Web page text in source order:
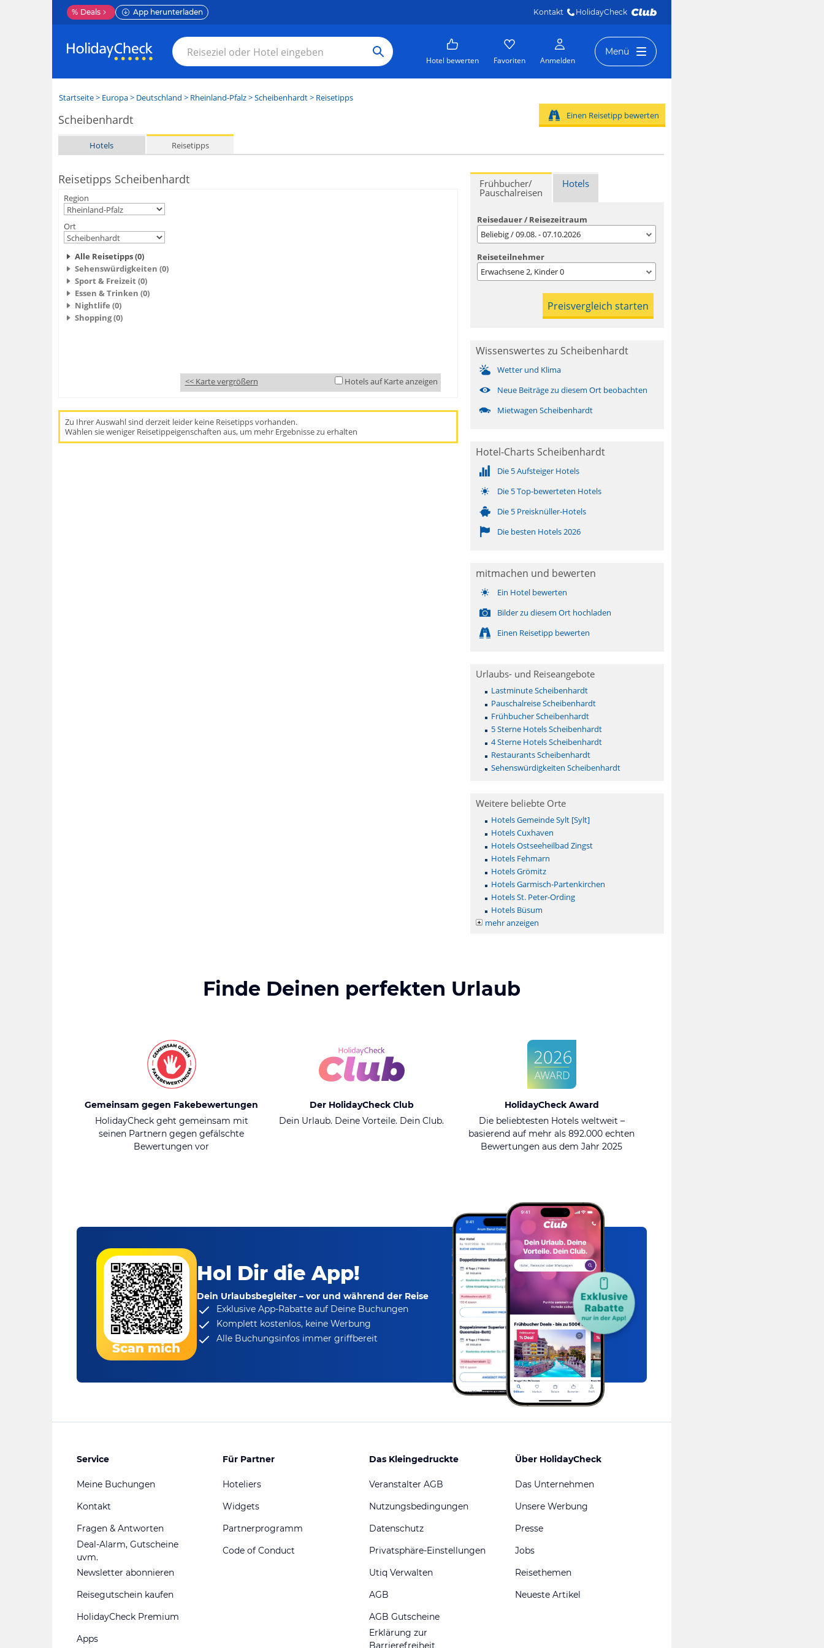
% Deals App herunterladen Kontakt HolidayCheck
Hotel bewerten Favoriten Anmelden
Menü
Startseite> Europa> Deutschland > Rheinland-Pfalz>Scheibenhardt> Reisetipps
Scheibenhardt
Hotels Reisetipps
Einen Reisetipp bewerten
Reisetipps Scheibenhardt
Region
Ort
Alle Reisetipps (0)
Sehenswürdigkeiten (0)
Sport & Freizeit (0)
Essen & Trinken (0)
Nightlife (0)
Shopping (0)
<< Karte vergrößern Hotels auf Karte anzeigen
Zu Ihrer Auswahl sind derzeit leider keine Reisetipps vorhanden.
Wählen sie weniger Reisetippeigenschaften aus, um mehr Ergebnisse zu erhalten
Frühbucher/
Pauschalreisen
Hotels
Reisedauer / Reisezeitraum
Beliebig / 09.08. - 07.10.2026
Reiseteilnehmer
Erwachsene2, Kinder0
Wissenswertes zu Scheibenhardt
Wetter und Klima
Neue Beiträge zu diesem Ort beobachten
Mietwagen Scheibenhardt
Hotel-Charts Scheibenhardt
Die 5 Aufsteiger Hotels
Die 5 Top-bewerteten Hotels
Die 5 Preisknüller-Hotels
Die besten Hotels 2026
mitmachen und bewerten
Ein Hotel bewerten
Bilder zu diesem Ort hochladen
Einen Reisetipp bewerten
Urlaubs- und Reiseangebote
Lastminute Scheibenhardt
Pauschalreise Scheibenhardt
Frühbucher Scheibenhardt
5 Sterne Hotels Scheibenhardt
4 Sterne Hotels Scheibenhardt
Restaurants Scheibenhardt
Sehenswürdigkeiten Scheibenhardt
Weitere beliebte Orte
Hotels Gemeinde Sylt [Sylt]
Hotels Cuxhaven
Hotels Ostseeheilbad Zingst
Hotels Fehmarn
Hotels Grömitz
Hotels Garmisch-Partenkirchen
Hotels St. Peter-Ording
Hotels Büsum
mehr anzeigen
Finde Deinen perfekten Urlaub
Gemeinsam gegen Fakebewertungen
HolidayCheck geht gemeinsam mit
seinen Partnern gegen gefälschte
Bewertungen vor
Der HolidayCheck Club
Dein Urlaub. Deine Vorteile. Dein Club.
HolidayCheck Award
Die beliebtesten Hotels weltweit –
basierend auf mehr als 892.000 echten
Bewertungen aus dem Jahr 2025
Scan mich
Hol Dir die App!
Dein Urlaubsbegleiter – vor und während der Reise
Exklusive App-Rabatteauf Deine Buchungen
Komplett kostenlos, keine Werbung
Alle Buchungsinfos immer griffbereit
Service
Meine Buchungen
Kontakt
Fragen & Antworten
Deal-Alarm, Gutscheine
uvm.
Newsletter abonnieren
Reisegutschein kaufen
HolidayCheck Premium
Apps
Für Partner
Hoteliers
Widgets
Partnerprogramm
Code of Conduct
Das Kleingedruckte
Veranstalter AGB
Nutzungsbedingungen
Datenschutz
Privatsphäre-Einstellungen
Utiq Verwalten
AGB
AGB Gutscheine
Erklärung zur
Barrierefreiheit
Über HolidayCheck
Das Unternehmen
Unsere Werbung
Presse
Jobs
Reisethemen
Neueste Artikel